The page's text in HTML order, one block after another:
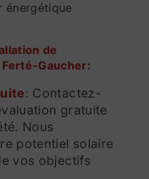
énergétique
Ferté-Gaucher:
: Contactez-
gratuite
Nous
potentiel solaire
vos objectifs